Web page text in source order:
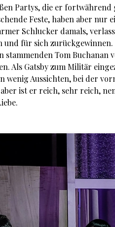
Partys, die er fortwährend
Feste, haben aber nur
Schlucker damals,
und für sich zurückgewinnen.
stammenden Tom Buchanan
Als Gatsby zum Militär
wenig Aussichten, bei der
ist er reich, sehr reich,